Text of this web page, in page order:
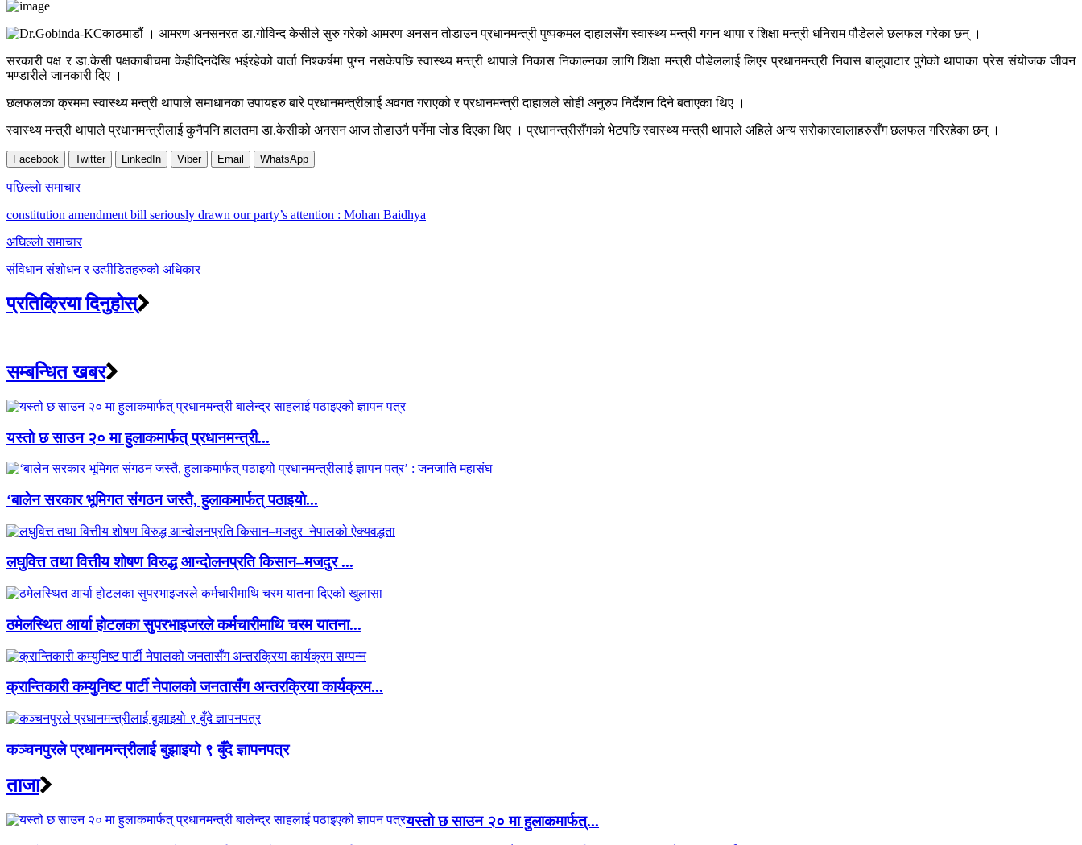
काठमाडौं । आमरण अनसनरत डा.गोविन्द केसीले सुरु गरेको आमरण अनसन तोडाउन प्रधानमन्त्री पुष्पकमल दाहालसँग स्वास्थ्य मन्त्री गगन थापा र शिक्षा मन्त्री धनिराम पौडेलले छलफल गरेका छन् ।
सरकारी पक्ष र डा.केसी पक्षकाबीचमा केहीदिनदेखि भईरहेको वार्ता निश्कर्षमा पुग्न नसकेपछि स्वास्थ्य मन्त्री थापाले निकास निकाल्नका लागि शिक्षा मन्त्री पौडेललाई लिएर प्रधानमन्त्री निवास बालुवाटार पुगेको थापाका प्रेस संयोजक जीवन
भण्डारीले जानकारी दिए ।
छलफलका क्रममा स्वास्थ्य मन्त्री थापाले समाधानका उपायहरु बारे प्रधानमन्त्रीलाई अवगत गराएको र प्रधानमन्त्री दाहालले सोही अनुरुप निर्देशन दिने बताएका थिए ।
स्वास्थ्य मन्त्री थापाले प्रधानमन्त्रीलाई कुनैपनि हालतमा डा.केसीको अनसन आज तोडाउनै पर्नेमा जोड दिएका थिए । प्रधानन्त्रीसँगको भेटपछि स्वास्थ्य मन्त्री थापाले अहिले अन्य सरोकारवालाहरुसँग छलफल गरिरहेका छन् ।
Facebook Twitter LinkedIn Viber Email WhatsApp
Post
navigation
पछिल्लाे समाचार
constitution amendment bill seriously drawn our party’s attention : Mohan Baidhya
अघिल्लाे समाचार
संविधान संशोधन र उत्पीडितहरुको अधिकार
प्रतिक्रिया दिनुहोस्
सम्बन्धित खबर
यस्तो छ साउन २० मा हुलाकमार्फत् प्रधानमन्त्री...
‘बालेन सरकार भूमिगत संगठन जस्तै, हुलाकमार्फत् पठाइयो...
लघुवित्त तथा वित्तीय शोषण विरुद्ध आन्दोलनप्रति किसान–मजदुर ...
ठमेलस्थित आर्या होटलका सुपरभाइजरले कर्मचारीमाथि चरम यातना...
क्रान्तिकारी कम्युनिष्ट पार्टी नेपालको जनतासँग अन्तरक्रिया कार्यक्रम...
कञ्चनपुरले प्रधानमन्त्रीलाई बुझाइयो ९ बुँदे ज्ञापनपत्र
ताजा
यस्तो छ साउन २० मा हुलाकमार्फत्...